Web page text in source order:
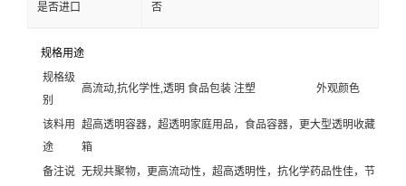
是否进口 否
规格用途
规格级
别
高流动,抗化学性,透明 食品包装 注塑 外观颜色
该料用
途
超高透明容器，超透明家庭用品，食品容器，更大型透明收藏
箱
备注说 无规共聚物，更高流动性，超高透明性，抗化学药品性佳，节